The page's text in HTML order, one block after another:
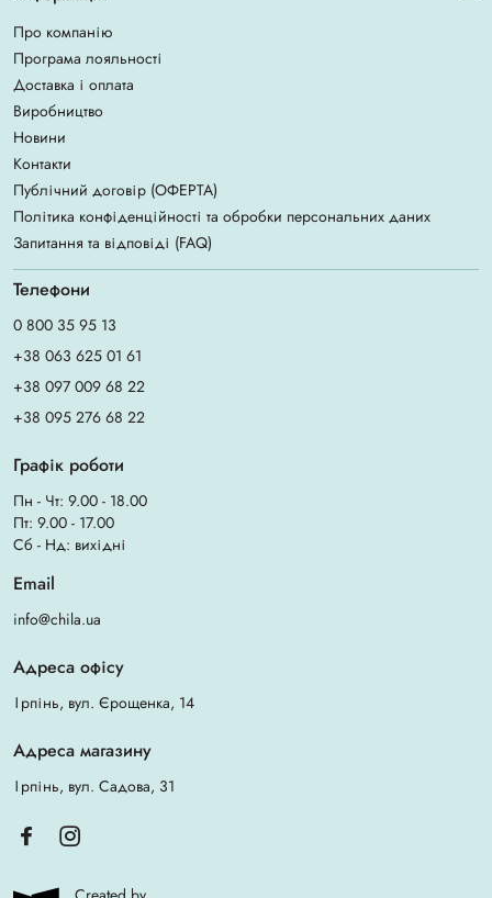
Про компанію
Програма лояльності
Доставка і оплата
Виробництво
Новини
Контакти
Публічний договір (ОФЕРТА)
Політика конфіденційності та обробки персональних даних
Запитання та відповіді (FAQ)
Телефони
0 800 35 95 13
+38 063 625 01 61
+38 097 009 68 22
+38 095 276 68 22
Графік роботи
Пн - Чт: 9.00 - 18.00
Пт: 9.00 - 17.00
Сб - Нд: вихідні
Email
info@chila.ua
Адреса офісу
Ірпінь, вул. Єрощенка, 14
Адреса магазину
Ірпінь, вул. Садова, 31